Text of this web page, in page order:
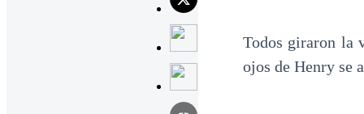
Todos giraron la
ojos de Henry se